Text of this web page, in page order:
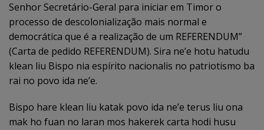
Senhor Secretário-Geral para iniciar em Timor o
processo de descolonialização mais normal e
democrática que é a realização de um REFERENDUM”
(Carta de pedido REFERENDUM). Sira ne’e hotu hatudu
klean liu Bispo nia espírito nacionalis no patriotismo ba
rai no povo ida ne’e.
Bispo hare klean liu katak povo ida ne’e terus liu ona
mak ho fuan no laran mos hakerek carta hodi husu